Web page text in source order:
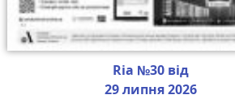
Ria №30 від
29 липня 2026